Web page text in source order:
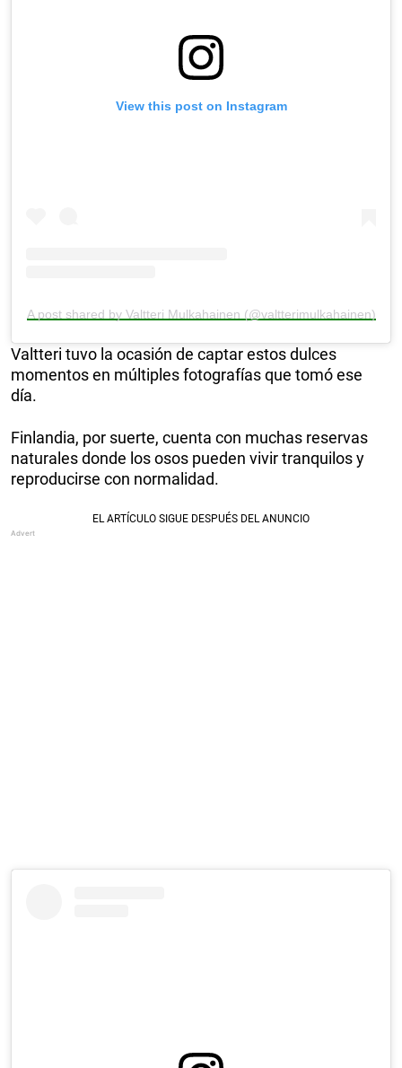
View this post on Instagram
A post shared by Valtteri Mulkahainen (@valtterimulkahainen)
Valtteri tuvo la ocasión de captar estos dulces
momentos en múltiples fotografías que tomó ese
día.
Finlandia, por suerte, cuenta con muchas reservas
naturales donde los osos pueden vivir tranquilos y
reproducirse con normalidad.